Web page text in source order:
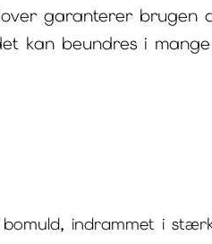
garanterer brugen
kan beundres i
indrammet i